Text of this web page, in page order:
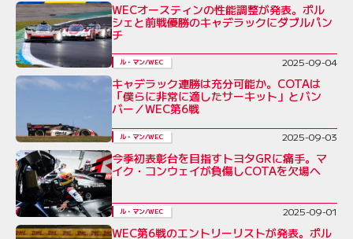
WECオースティンの性能調整が発表。ポル
シェと前戦優勝のキャデラックにダブルパン
チ
ル・マン/WEC 2025-09-04
キャデラック連勝は充分可能か。COTAは
「僕らに非常に適したサーキット」とバン
バー／WEC第6戦
ル・マン/WEC 2025-09-03
今季初表彰台を目指すトヨタGRに痛手。マ
イク・コンウェイが負傷しCOTAを欠場へ
ル・マン/WEC 2025-09-01
WEC第6戦のエントリーリストが発表。ポル